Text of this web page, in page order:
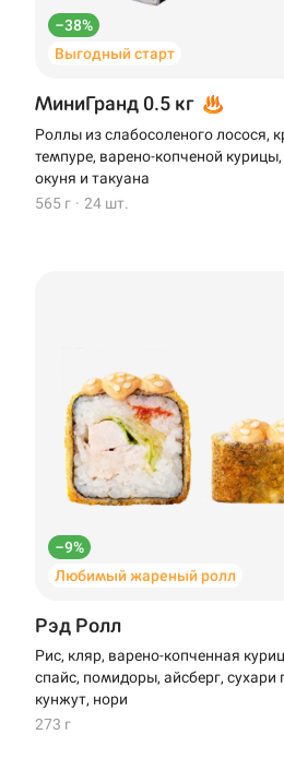
–38%
Выгодный старт
МиниГранд 0.5 кг
Роллы из слабосоленого лосося,
темпуре, варено-копченой
окуня и такуана
565 г · 24 шт.
–9%
Любимый жареный ролл
Рэд Ролл
Рис, кляр, варено-копченная
спайс, помидоры, айсберг, сухари
кунжут, нори
273 г